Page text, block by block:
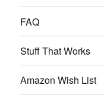
FAQ
Stuff That Works
Amazon Wish List